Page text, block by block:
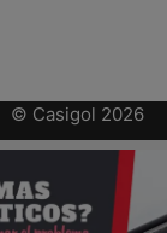
© Casigol 2026